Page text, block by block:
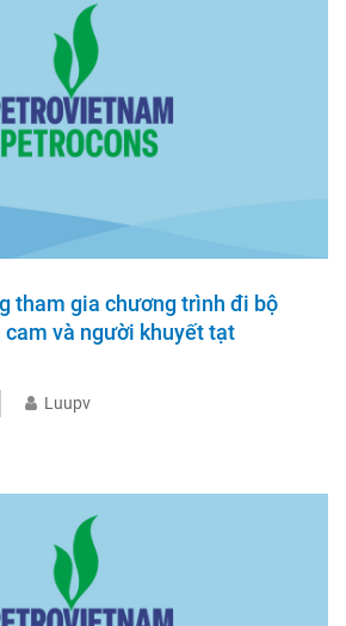
tham gia chương trình đi bộ
cam và người khuyết tạt
Luupv